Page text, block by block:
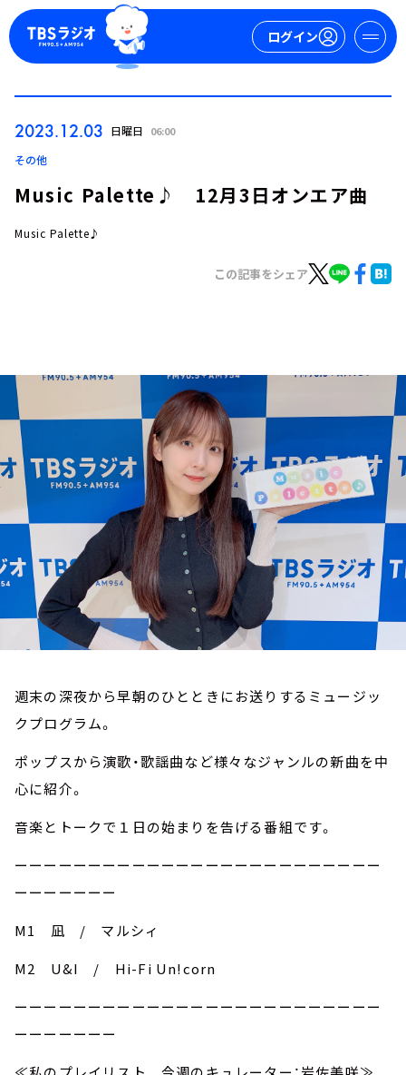
ログイン
トピックス
TBS Podcast
お知らせ
イベント・グッズ
YouTube
会社情報
2023.12.03 日曜日 06:00
その他
Music Palette♪ 12月3日オンエア曲
Music Palette♪
この記事をシェア
週末の深夜から早朝のひとときにお送りするミュージッ
クプログラム。
ポップスから演歌・歌謡曲など様々なジャンルの新曲を中
心に紹介。
音楽とトークで１日の始まりを告げる番組です。
ーーーーーーーーーーーーーーーーーーーーーーーーー
ーーーーーーー
M1 凪 / マルシィ
M2 U&I / Hi-Fi Un!corn
ーーーーーーーーーーーーーーーーーーーーーーーーー
ーーーーーーー